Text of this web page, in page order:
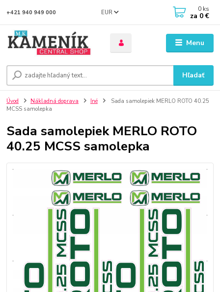
Menu
EUR
Hľadať
+421 940 949 000 0 ks
za 0 €
Úvod Nákladná doprava Iné
Sada samolepiek MERLO ROTO 40.25
MCSS samolepka
Sada samolepiek MERLO ROTO
40.25 MCSS samolepka